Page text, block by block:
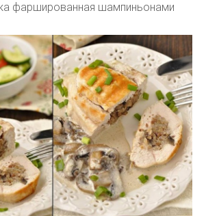
фаршированная шампиньонами